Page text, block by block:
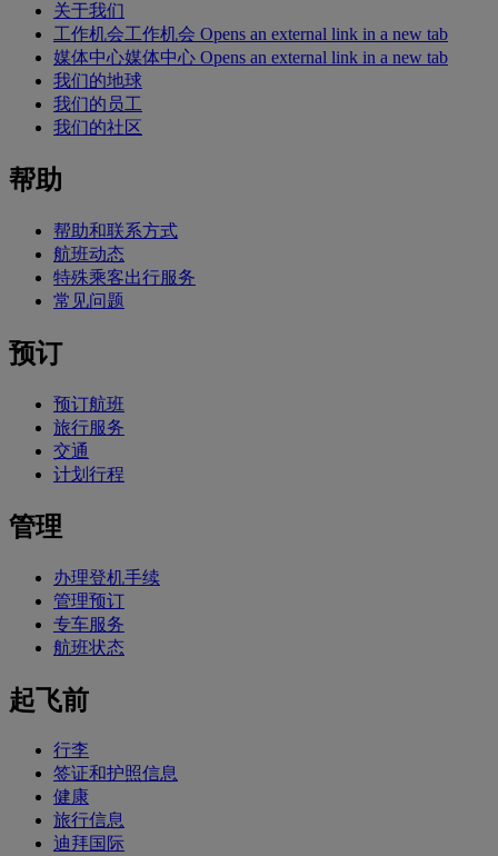
关于我们
工作机会工作机会 Opens an external link in a new tab
媒体中心媒体中心 Opens an external link in a new tab
我们的地球
我们的员工
我们的社区
帮助
帮助和联系方式
航班动态
特殊乘客出行服务
常见问题
预订
预订航班
旅行服务
交通
计划行程
管理
办理登机手续
管理预订
专车服务
航班状态
起飞前
行李
签证和护照信息
健康
旅行信息
迪拜国际